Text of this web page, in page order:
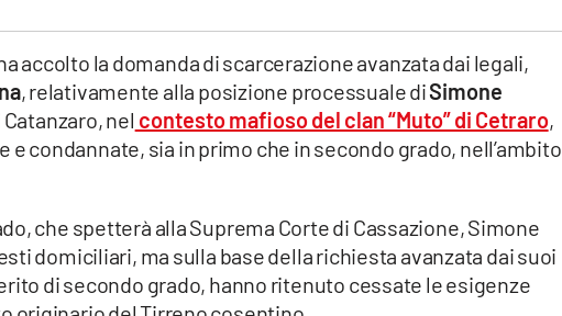
accolto la domanda di scarcerazione avanzata dai legali,
, relativamente alla posizione processuale diSimone
nel contesto mafioso del clan “Muto” di Cetraro,
condannate, sia in primo che in secondo grado, nell’ambito
che spetterà alla Suprema Corte di Cassazione, Simone
domiciliari, ma sulla base della richiesta avanzata dai suoi
di secondo grado, hanno ritenuto cessate le esigenze